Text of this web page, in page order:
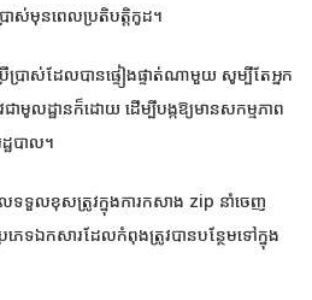
រាស់មុនពេលប្រតិបត្តិកូដ។
រើប្រាស់ដែលបានផ្ទៀងផ្ទាត់ណាមួយ សូម្បីតែអ្នក
ាមូលដ្ឋានក៏ដោយ ដើម្បីបង្កឱ្យមានសកម្មភាព
ឋបាល។
ទទួលខុសត្រូវក្នុងការកសាង zip នាំចេញ
រភេទឯកសារដែលកំពុងត្រូវបានបន្ថែមទៅក្នុង